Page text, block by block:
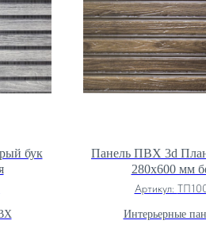
бук
Панель ПВХ 3d
280х600 мм
Артикул:
Интерьерные